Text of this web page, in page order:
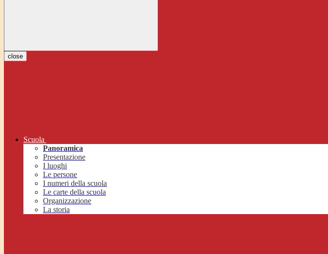
close
Scuola
Panoramica
Presentazione
I luoghi
Le persone
I numeri della scuola
Le carte della scuola
Organizzazione
La storia